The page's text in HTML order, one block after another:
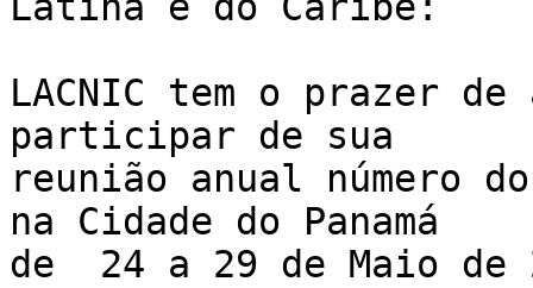
LACNIC tem o prazer
participar de sua
reunião anual número
na Cidade do Panamá
de  24 a 29 de Maio de